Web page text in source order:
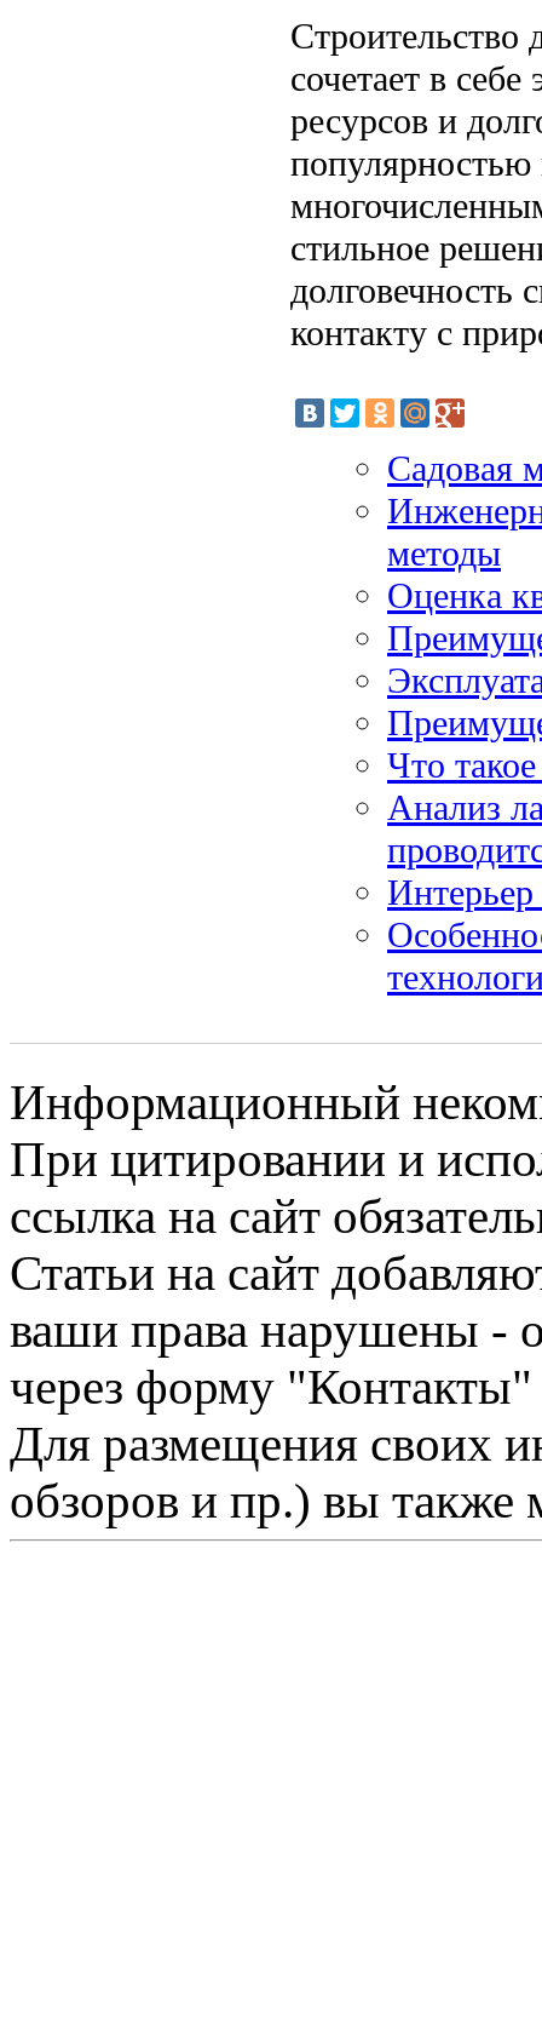
Строительство
сочетает в
ресурсов и
популярностью
стильное
долговечность
контакту с
Садовая
методы
Оценка
Что
Анализ
Интерьер
Информационный
При цитировании и
ссылка на сайт
Статьи на сайт
ваши права нарушены -
через форму "Контакты"
Для размещения своих
обзоров и пр.) вы также